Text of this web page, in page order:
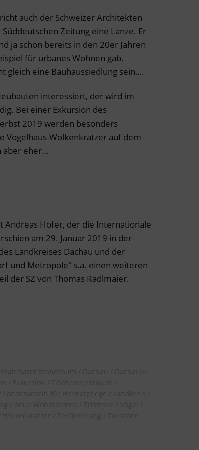
auch der Schweizer Architekten
Zeitung eine Lanze. Er
ja schon bereits in den 20er Jahren
für urbanes Wohnen gab.
gleich eine Bauhaussiedlung sein….
interessiert, der wird im
Bei einer Exkursion des
2019 werden besonders
Vogelhaus-Wolkenkratzer auf dem
aber eher…
Andreas Hofer, der die Internationale
am 29. Januar 2019 in der
Landkreises Dachau und der
und Metropole“ s.a. einen weiteren
der SZ von Thomas Radlmaier.